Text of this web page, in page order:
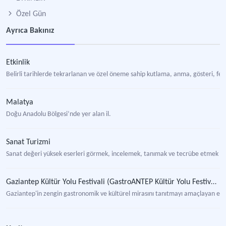
Özel Gün
Ayrıca Bakınız
Etkinlik
Belirli tarihlerde tekrarlanan ve özel öneme sahip kutlama, anma, gösteri,
Malatya
Doğu Anadolu Bölgesi’nde yer alan il.
Sanat Turizmi
Sanat değeri yüksek eserleri görmek, incelemek, tanımak ve tecrübe etmek
Gaziantep Kültür Yolu Festivali (GastroANTEP Kültür Yolu Festivali)
Gaziantep'in zengin gastronomik ve kültürel mirasını tanıtmayı amaçlayan